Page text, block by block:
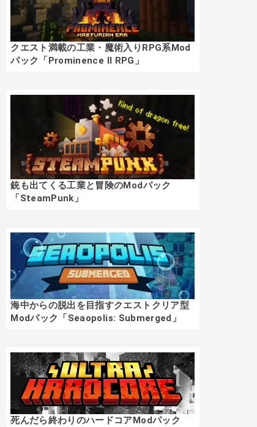
クエスト満載の工業・魔術入りRPG系Mod
パック「Prominence II RPG」
銃も出てくる工業と冒険のModパック
「SteamPunk」
海中からの脱出を目指すクエストクリア型
Modパック「Seaopolis: Submerged」
死んだら終わりのハードコアModパック